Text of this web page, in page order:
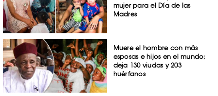
mujer para el Día de las
Madres
Muere el hombre con más
esposas e hijos en el mundo;
deja 130 viudas y 203
huérfanos